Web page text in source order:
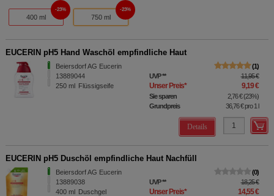
400 ml
23%
750 ml
23%
EUCERIN pH5 Hand Waschöl empfindliche Haut
Beiersdorf AG Eucerin
13889044
250 ml Flüssigseife
1
UVP** 11,95 €
Unser Preis* 9,19 €
Sie sparen 2,76 €(23%)
Grundpreis
36,76 €pro 1 l
Details
EUCERIN pH5 Duschöl empfindliche Haut Nachfüll
Beiersdorf AG Eucerin
13889038
400 ml Duschgel
0
UVP** 18,25 €
Unser Preis* 14,55 €